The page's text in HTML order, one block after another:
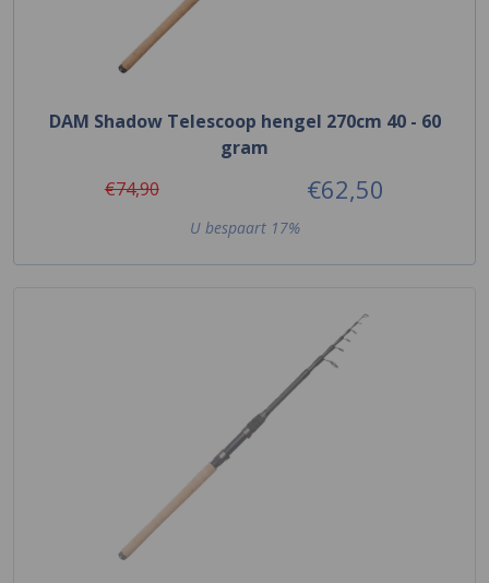
DAM Shadow Telescoop hengel 270cm 40 - 60
gram
€74,90
€62,50
U bespaart 17%